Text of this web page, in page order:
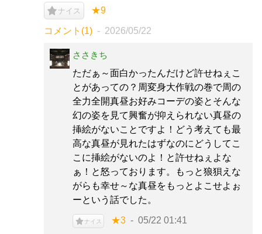
ナイス ★9
コメント(1) 2026/05/22
ささきち
ただぁ～面白かったんだけど許せねぇこ
とがあっての？周変身大作戦の巻で周の
全力全開真昼お好みコーデの姿とそんな
幻の姿を見て興奮が抑えられない真昼の
挿絵がないことですよ！どう考えても最
高な真昼が見れたはずなのにどうしてこ
こに挿絵がないのよ！と許せねぇよな
ぁ！と怒っております。もっと狼狽えな
がらも幸せ～な真昼をもっとよこせよぉ
ーという話でした。
ナイス ★3 05/22 01:41